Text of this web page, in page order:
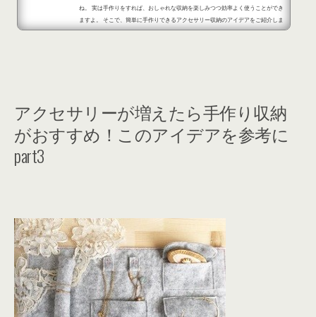
ね。 実は手作りをすれば、おしゃれな収納を楽しみつつ効率よく使うことができ
ますよ。 そこで、簡単に手作りできるアクセサリー収納のアイデアをご紹介しま
す。簡単手作り！大好きなアクセサリーをおしゃれに収納して効率よくpart1 出
アクセサリーが増えたら手作り収納
がおすすめ！このアイデアを参考に
part3